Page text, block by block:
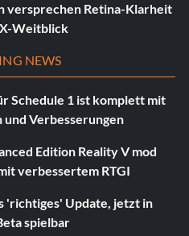
versprechen Retina-Klarheit
Weitblick
NEWS
Schedule 1 ist komplett mit
und Verbesserungen
Edition Reality V mod
verbessertem RTGI
'richtiges' Update, jetzt in
spielbar